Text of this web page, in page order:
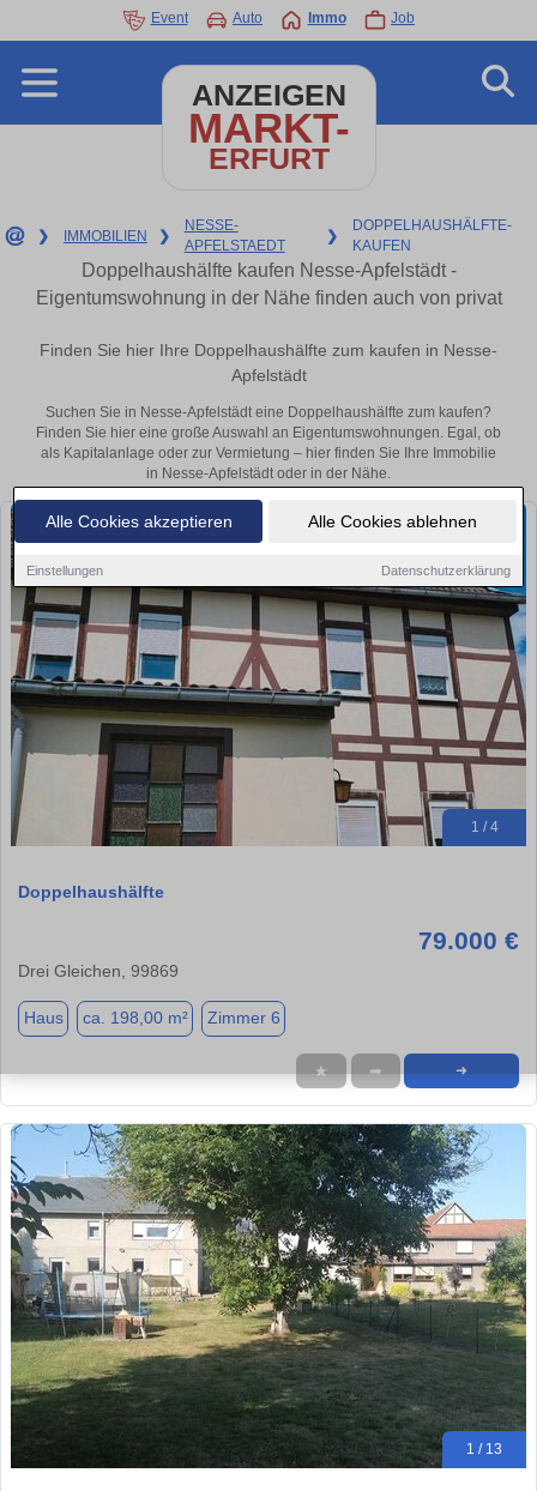
Alle Cookies akzeptieren Alle Cookies ablehnen
Einstellungen Datenschutzerklärung
Event Auto Immo Job
ANZEIGEN
MARKT-
ERFURT
❯ IMMOBILIEN ❯
NESSE-
APFELSTAEDT
❯
DOPPELHAUSHÄLFTE-
KAUFEN
Doppelhaushälfte kaufen Nesse-Apfelstädt -
Eigentumswohnung in der Nähe finden auch von privat
Finden Sie hier Ihre Doppelhaushälfte zum kaufen in Nesse-
Apfelstädt
Suchen Sie in Nesse-Apfelstädt eine Doppelhaushälfte zum kaufen?
Finden Sie hier eine große Auswahl an Eigentumswohnungen. Egal, ob
als Kapitalanlage oder zur Vermietung – hier finden Sie Ihre Immobilie
in Nesse-Apfelstädt oder in der Nähe.
1 / 4
Doppelhaushälfte
79.000 €
Drei Gleichen, 99869
Haus ca. 198,00 m² Zimmer 6
★ ➦ ➜
1 / 13